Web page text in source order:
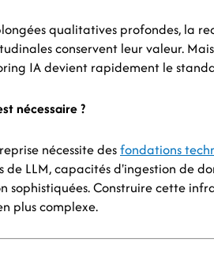
qualitatives profondes, la
conservent leur valeur.
IA devient rapidement le
nécessaire ?
nécessite desfondations
de LLM, capacités d'ingestion de
sophistiquées. Construire cette
plus complexe.